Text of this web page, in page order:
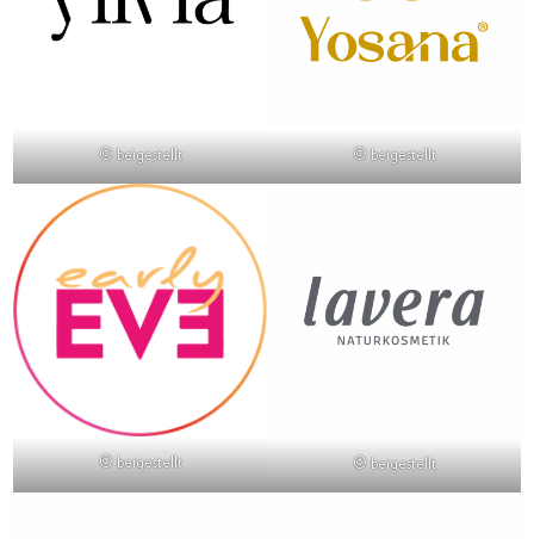
© beigestellt © beigestellt
© beigestellt © beigestellt